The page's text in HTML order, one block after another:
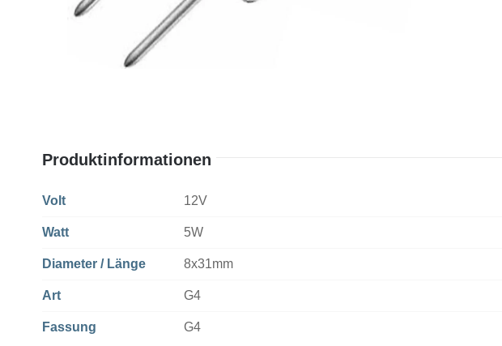
Produktinformationen
Volt 12V
Watt 5W
Diameter / Länge 8x31mm
Art G4
Fassung G4